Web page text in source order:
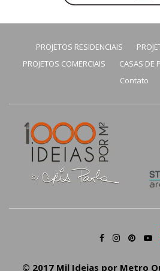
PROJETOS RESIDENCIAIS
PROJETOS COMERCIAIS
CASAS DE
Contato
© 2017 Mil Ideias por Metro